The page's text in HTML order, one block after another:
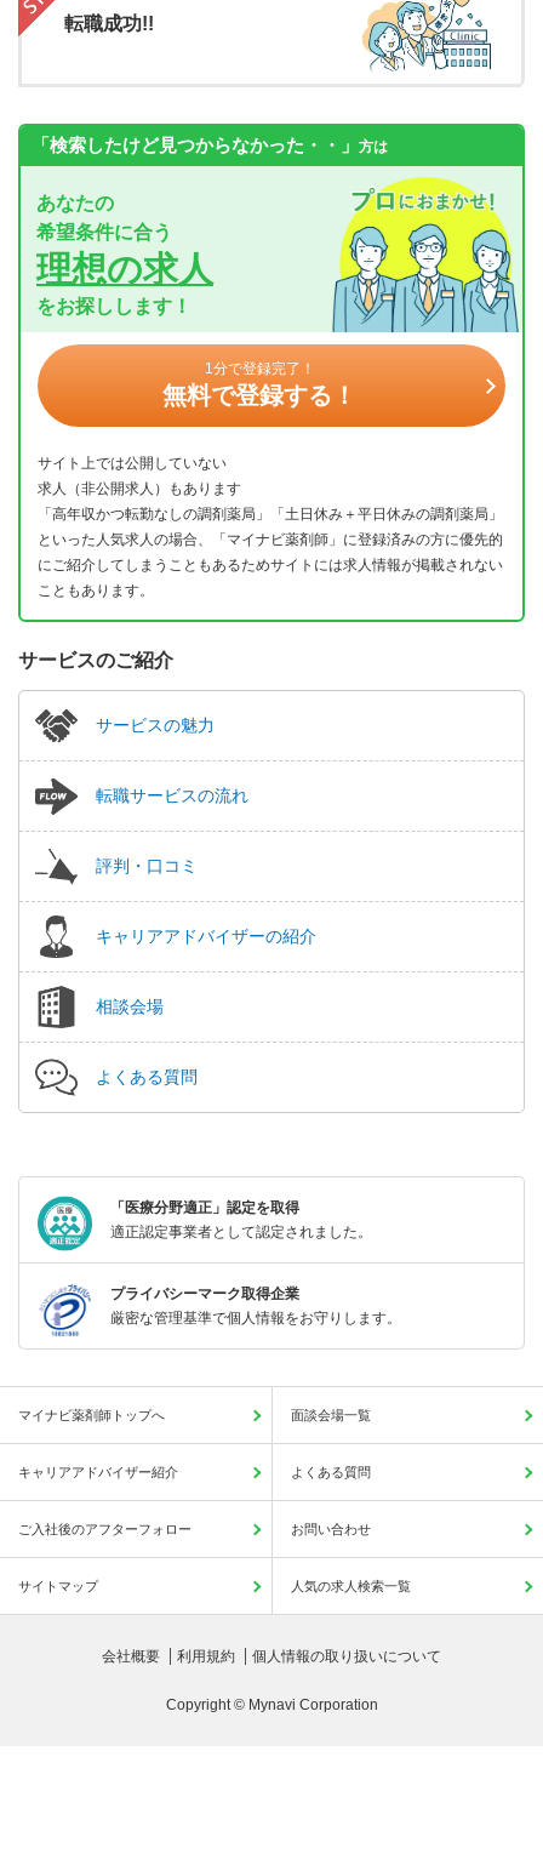
転職成功!!
「検索したけど見つからなかった・・」 方は
あなたの
希望条件に合う
理想の求人
をお探しします！
1分で登録完了！
無料で登録する！
サイト上では公開していない
求人（非公開求人）もあります
「高年収かつ転勤なしの調剤薬局」「土日休み＋平日休みの調剤薬局」
といった人気求人の場合、「マイナビ薬剤師」に登録済みの方に優先的
にご紹介してしまうこともあるためサイトには求人情報が掲載されない
こともあります。
サービスのご紹介
サービスの魅力
転職サービスの流れ
評判・口コミ
キャリアアドバイザーの紹介
相談会場
よくある質問
「医療分野適正」認定を取得
適正認定事業者として認定されました。
プライバシーマーク取得企業
厳密な管理基準で個人情報をお守りします。
マイナビ薬剤師トップへ 面談会場一覧
キャリアアドバイザー紹介 よくある質問
ご入社後のアフターフォロー お問い合わせ
サイトマップ 人気の求人検索一覧
会社概要 利用規約 個人情報の取り扱いについて
Copyright © Mynavi Corporation